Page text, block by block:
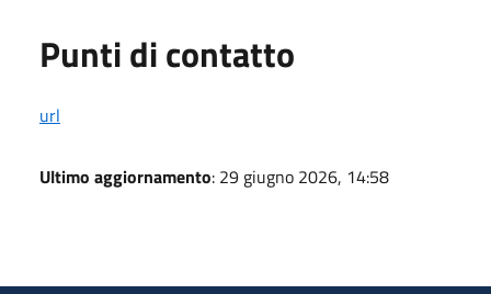
Punti di contatto
url
Ultimo aggiornamento: 29 giugno 2026, 14:58